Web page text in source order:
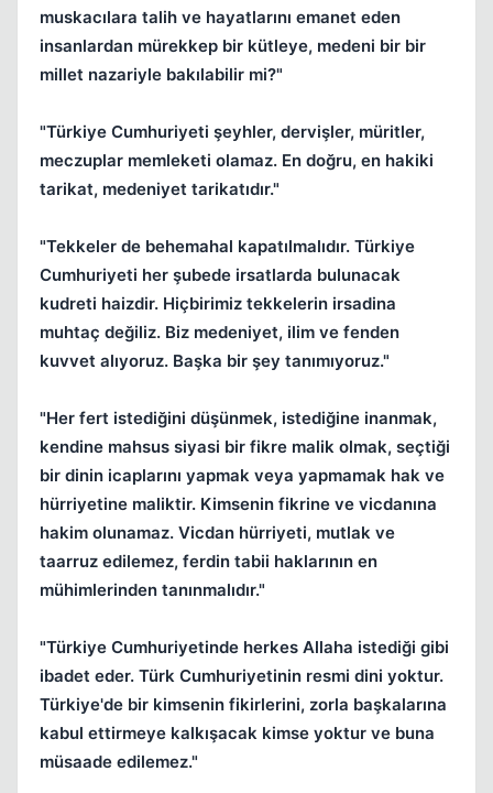
muskacılara talih ve hayatlarını emanet eden
insanlardan mürekkep bir kütleye, medeni bir bir
millet nazariyle bakılabilir mi?"
"Türkiye Cumhuriyeti şeyhler, dervişler, müritler,
meczuplar memleketi olamaz. En doğru, en hakiki
tarikat, medeniyet tarikatıdır."
"Tekkeler de behemahal kapatılmalıdır. Türkiye
Cumhuriyeti her şubede irsatlarda bulunacak
kudreti haizdir. Hiçbirimiz tekkelerin irsadina
muhtaç değiliz. Biz medeniyet, ilim ve fenden
kuvvet alıyoruz. Başka bir şey tanımıyoruz."
"Her fert istediğini düşünmek, istediğine inanmak,
kendine mahsus siyasi bir fikre malik olmak, seçtiği
bir dinin icaplarını yapmak veya yapmamak hak ve
hürriyetine maliktir. Kimsenin fikrine ve vicdanına
hakim olunamaz. Vicdan hürriyeti, mutlak ve
taarruz edilemez, ferdin tabii haklarının en
mühimlerinden tanınmalıdır."
"Türkiye Cumhuriyetinde herkes Allaha istediği gibi
ibadet eder. Türk Cumhuriyetinin resmi dini yoktur.
Türkiye'de bir kimsenin fikirlerini, zorla başkalarına
kabul ettirmeye kalkışacak kimse yoktur ve buna
müsaade edilemez."